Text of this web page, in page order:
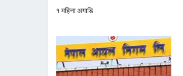
१ महिना अगाडि